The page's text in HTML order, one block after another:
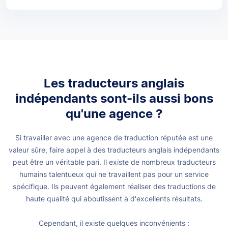
Les traducteurs anglais
indépendants sont-ils aussi bons
qu'une agence ?
Si travailler avec une agence de traduction réputée est une
valeur sûre, faire appel à des traducteurs anglais indépendants
peut être un véritable pari. Il existe de nombreux traducteurs
humains talentueux qui ne travaillent pas pour un service
spécifique. Ils peuvent également réaliser des traductions de
haute qualité qui aboutissent à d'excellents résultats.
Cependant, il existe quelques inconvénients :